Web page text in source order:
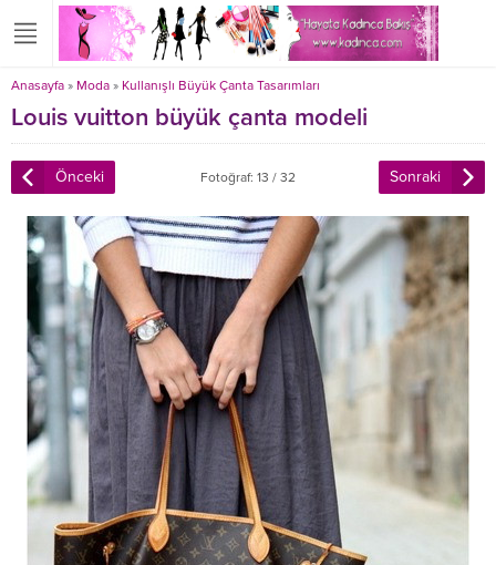
Anasayfa » Moda » Kullanışlı Büyük Çanta Tasarımları
Louis vuitton büyük çanta modeli
Önceki Fotoğraf: 13 / 32 Sonraki